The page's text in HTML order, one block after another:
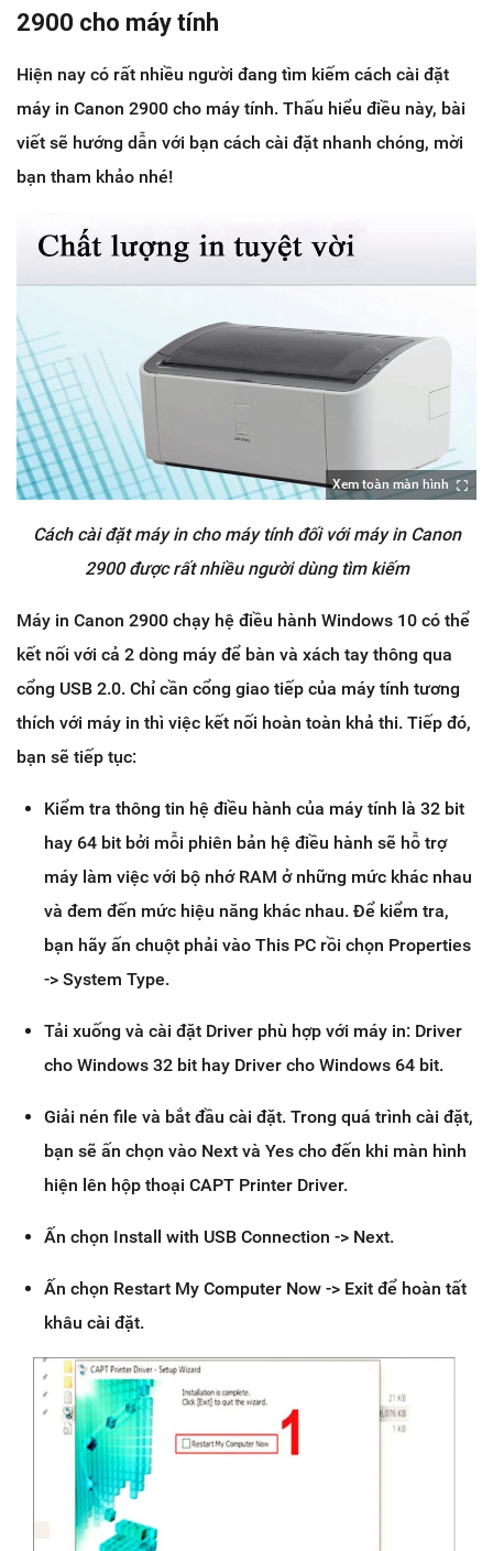
2900 cho máy tính
Hiện nay có rất nhiều người đang tìm kiếm cách cài đặt
máy in Canon 2900 cho máy tính. Thấu hiểu điều này, bài
viết sẽ hướng dẫn với bạn cách cài đặt nhanh chóng, mời
bạn tham khảo nhé!
Xem toàn màn hình
Cách cài đặt máy in cho máy tính đối với máy in Canon
2900 được rất nhiều người dùng tìm kiếm
Máy in Canon 2900 chạy hệ điều hành Windows 10 có thể
kết nối với cả 2 dòng máy để bàn và xách tay thông qua
cổng USB 2.0. Chỉ cần cổng giao tiếp của máy tính tương
thích với máy in thì việc kết nối hoàn toàn khả thi. Tiếp đó,
bạn sẽ tiếp tục:
Kiểm tra thông tin hệ điều hành của máy tính là 32 bit
hay 64 bit bởi mỗi phiên bản hệ điều hành sẽ hỗ trợ
máy làm việc với bộ nhớ RAM ở những mức khác nhau
và đem đến mức hiệu năng khác nhau. Để kiểm tra,
bạn hãy ấn chuột phải vào This PC rồi chọn Properties
-> System Type.
Tải xuống và cài đặt Driver phù hợp với máy in: Driver
cho Windows 32 bit hay Driver cho Windows 64 bit.
Giải nén file và bắt đầu cài đặt. Trong quá trình cài đặt,
bạn sẽ ấn chọn vào Next và Yes cho đến khi màn hình
hiện lên hộp thoại CAPT Printer Driver.
Ấn chọn Install with USB Connection -> Next.
Ấn chọn Restart My Computer Now -> Exit để hoàn tất
khâu cài đặt.